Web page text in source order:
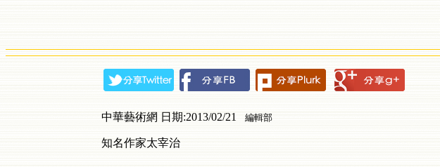
中華藝術網 日期:2013/02/21 編輯部
知名作家太宰治